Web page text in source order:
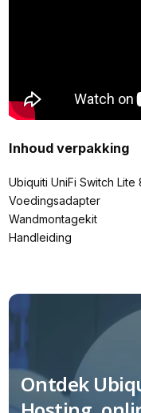
Inhoud verpakking
Ubiquiti UniFi Switch Lite
Voedingsadapter
Wandmontagekit
Handleiding
Ontdek